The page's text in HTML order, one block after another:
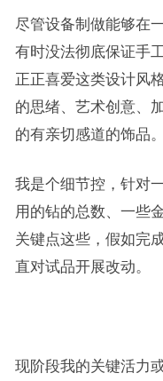
尽管设备制做能够在
有时没法彻底保证手
正正喜爱这类设计风
的思绪、艺术创意、
的有亲切感道的饰品。
我是个细节控，针对
用的钻的总数、一些
关键点这些，假如完
直对试品开展改动。
现阶段我的关键活力